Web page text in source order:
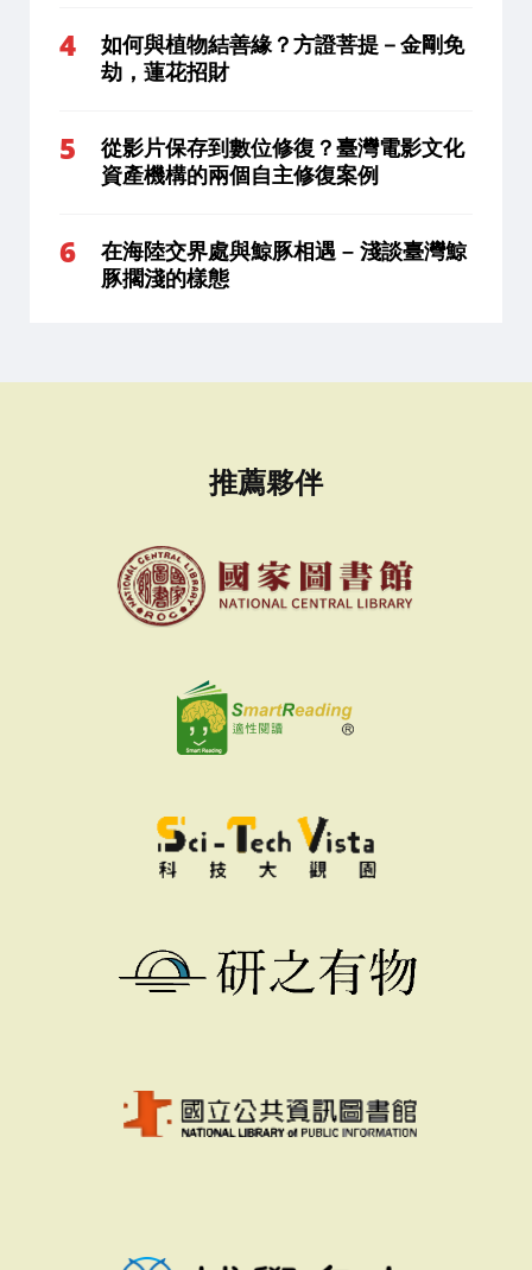
如何與植物結善緣？方證菩提－金剛免
劫，蓮花招財
從影片保存到數位修復？臺灣電影文化
資產機構的兩個自主修復案例
在海陸交界處與鯨豚相遇 – 淺談臺灣鯨
豚擱淺的樣態
推薦夥伴